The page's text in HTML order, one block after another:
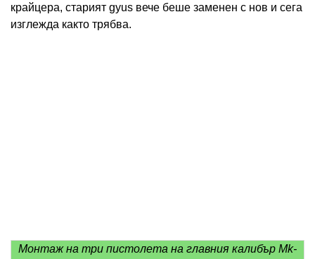
крайцера, старият gyus вече беше заменен с нов и сега
изглежда както трябва.
Монтаж на три пистолета на главния калибър Mk-